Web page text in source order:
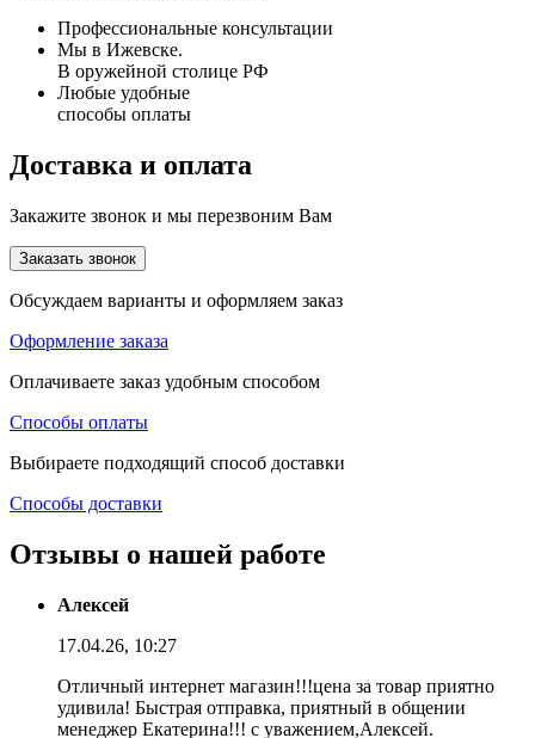
Профессиональные консультации
Мы в Ижевске.
В оружейной столице РФ
Любые удобные
способы оплаты
Доставка и оплата
Закажите звонок и мы перезвоним Вам
Заказать звонок
Обсуждаем варианты и оформляем заказ
Оформление заказа
Оплачиваете заказ удобным способом
Способы оплаты
Выбираете подходящий способ доставки
Способы доставки
Отзывы о нашей работе
Алексей
17.04.26, 10:27
Отличный интернет магазин!!!цена за товар приятно
удивила! Быстрая отправка, приятный в общении
менеджер Екатерина!!! с уважением,Алексей.